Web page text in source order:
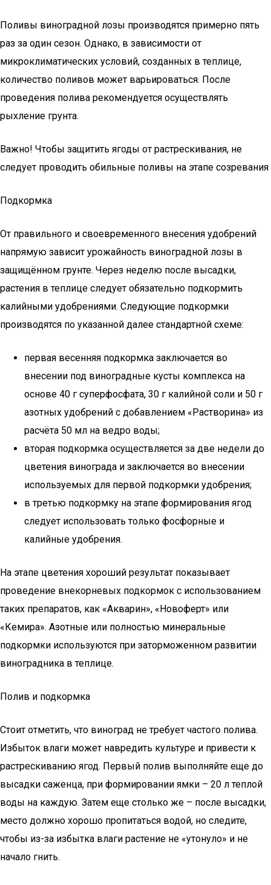
Поливы виноградной лозы производятся примерно пять
раз за один сезон. Однако, в зависимости от
микроклиматических условий, созданных в теплице,
количество поливов может варьироваться. После
проведения полива рекомендуется осуществлять
рыхление грунта.
Важно! Чтобы защитить ягоды от растрескивания, не
следует проводить обильные поливы на этапе созревания
Подкормка
От правильного и своевременного внесения удобрений
напрямую зависит урожайность виноградной лозы в
защищённом грунте. Через неделю после высадки,
растения в теплице следует обязательно подкормить
калийными удобрениями. Следующие подкормки
производятся по указанной далее стандартной схеме:
первая весенняя подкормка заключается во
внесении под виноградные кусты комплекса на
основе 40 г суперфосфата, 30 г калийной соли и 50 г
азотных удобрений с добавлением «Растворина» из
расчёта 50 мл на ведро воды;
вторая подкормка осуществляется за две недели до
цветения винограда и заключается во внесении
используемых для первой подкормки удобрения;
в третью подкормку на этапе формирования ягод
следует использовать только фосфорные и
калийные удобрения.
На этапе цветения хороший результат показывает
проведение внекорневых подкормок с использованием
таких препаратов, как «Акварин», «Новоферт» или
«Кемира». Азотные или полностью минеральные
подкормки используются при заторможенном развитии
виноградника в теплице.
Полив и подкормка
Стоит отметить, что виноград не требует частого полива.
Избыток влаги может навредить культуре и привести к
растрескиванию ягод. Первый полив выполняйте еще до
высадки саженца, при формировании ямки – 20 л теплой
воды на каждую. Затем еще столько же – после высадки,
место должно хорошо пропитаться водой, но следите,
чтобы из-за избытка влаги растение не «утонуло» и не
начало гнить.